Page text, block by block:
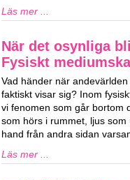
Läs mer ...
När det osynliga
Fysiskt
Vad händer när
faktiskt visar sig? Inom
vi fenomen som går bortom
som hörs i rummet, ljus
hand från andra sidan
Läs mer ...